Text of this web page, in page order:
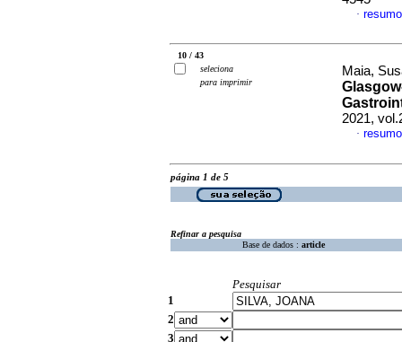
·
10 / 43
seleciona
para imprimir
Maia,
2021,
·
página 1 de 5
Refinar a pesquisa
Base de dados : article
Pesquisar
1
2
3